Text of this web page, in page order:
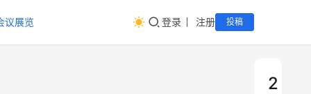
议展览 登录 注册 投稿
2